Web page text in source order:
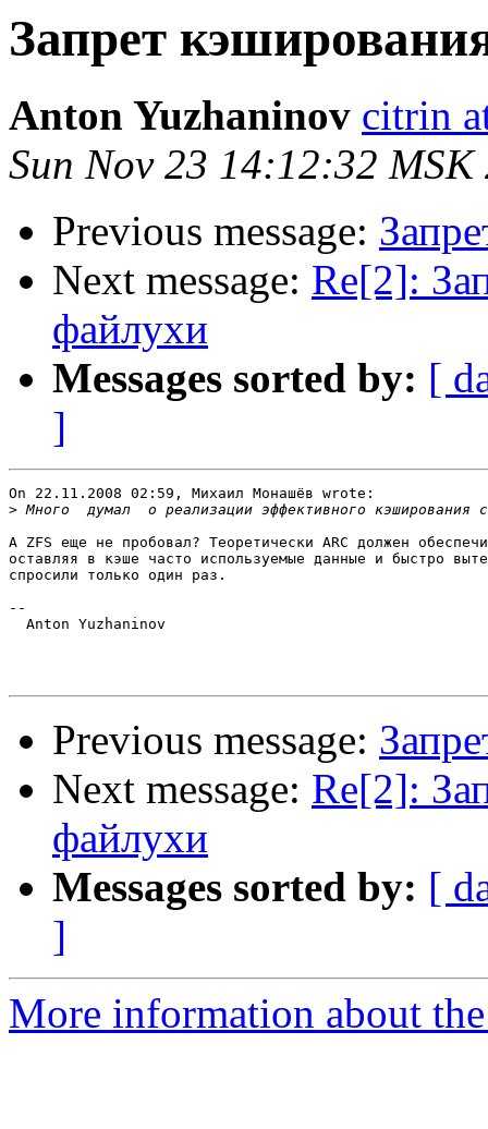
Запрет
Anton Yuzhaninov citrin
Sun Nov 23 14:12:32 MSK
Previous message:
Next message: Re[2]:
файлухи
Messages sorted by: [
]
On 22.11.2008 02:59, Михаил Монашёв wrote:
>
А ZFS еще не пробовал? Теоретически ARC должен
оставляя в кэше часто используемые данные и быстро
спросили только один раз.
--
  Anton Yuzhaninov
Previous message:
Next message: Re[2]:
файлухи
Messages sorted by: [
]
More information about